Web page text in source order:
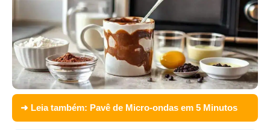
➜ Leia também: Pavê de Micro-ondas em 5 Minutos